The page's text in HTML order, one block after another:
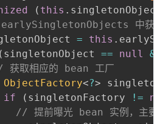
( this .
中获取
= this .
( singletonObject == null &&
获取相应的 bean 工厂
ObjectFactory<?>
if
( singletonFactory !=
// 提前曝光 bean 实例，主要